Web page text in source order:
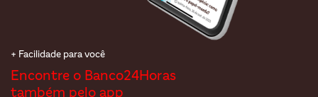
+ Facilidade para você
Encontre o Banco24Horas
também pelo app